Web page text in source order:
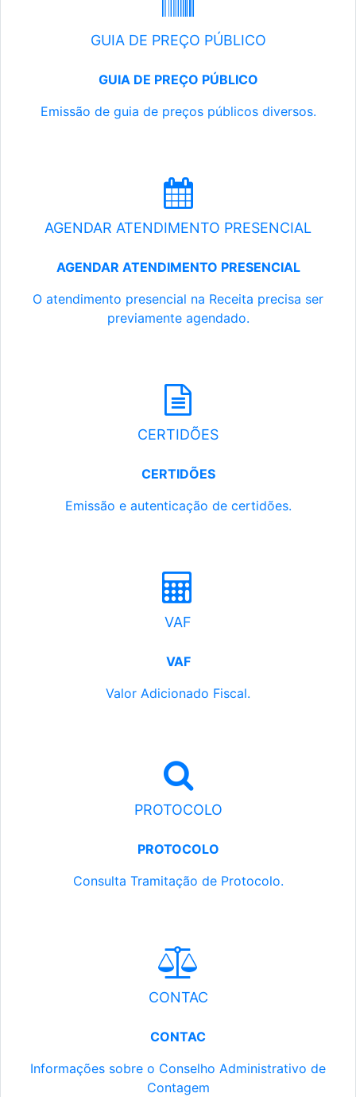
GUIA DE PREÇO PÚBLICO
GUIA DE PREÇO PÚBLICO
Emissão de guia de preços públicos diversos.
AGENDAR ATENDIMENTO PRESENCIAL
AGENDAR ATENDIMENTO PRESENCIAL
O atendimento presencial na Receita precisa ser
previamente agendado.
CERTIDÕES
CERTIDÕES
Emissão e autenticação de certidões.
VAF
VAF
Valor Adicionado Fiscal.
PROTOCOLO
PROTOCOLO
Consulta Tramitação de Protocolo.
CONTAC
CONTAC
Informações sobre o Conselho Administrativo de
Contagem